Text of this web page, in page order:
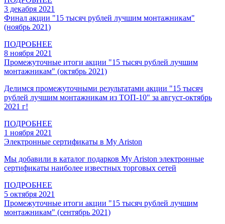
3 декабря 2021
Финал акции "15 тысяч рублей лучшим монтажникам"
(ноябрь 2021)
ПОДРОБНЕЕ
8 ноября 2021
Промежуточные итоги акции "15 тысяч рублей лучшим
монтажникам" (октябрь 2021)
Делимся промежуточными результатами акции "15 тысяч
рублей лучшим монтажникам из ТОП-10" за август-октябрь
2021 г!
ПОДРОБНЕЕ
1 ноября 2021
Электронные сертификаты в My Ariston
Мы добавили в каталог подарков My Ariston электронные
сертификаты наиболее известных торговых сетей
ПОДРОБНЕЕ
5 октября 2021
Промежуточные итоги акции "15 тысяч рублей лучшим
монтажникам" (сентябрь 2021)